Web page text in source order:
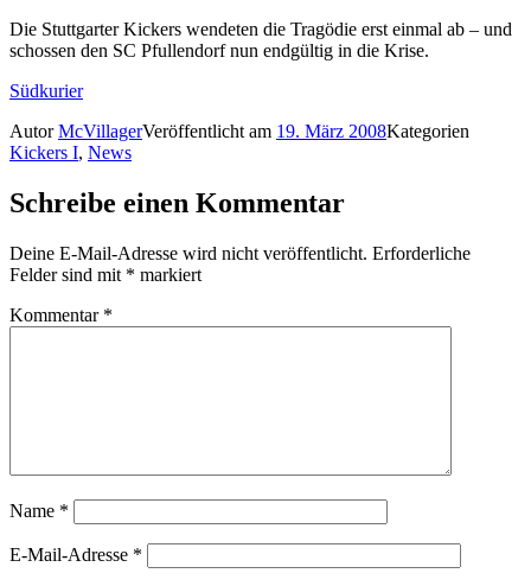
Die Stuttgarter Kickers wendeten die Tragödie erst einmal ab – und
schossen den SC Pfullendorf nun endgültig in die Krise.
Südkurier
AutorMcVillagerVeröffentlicht am 19. März 2008Kategorien
Kickers I, News
Schreibe einen Kommentar
Deine E-Mail-Adresse wird nicht veröffentlicht. Erforderliche
Felder sind mit * markiert
Kommentar *
Name *
E-Mail-Adresse *